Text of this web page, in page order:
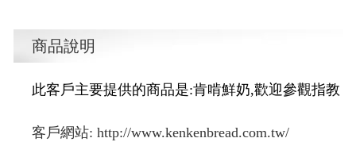
商品說明
此客戶主要提供的商品是:肯啃鮮奶,歡迎參觀指教
客戶網站: http://www.kenkenbread.com.tw/